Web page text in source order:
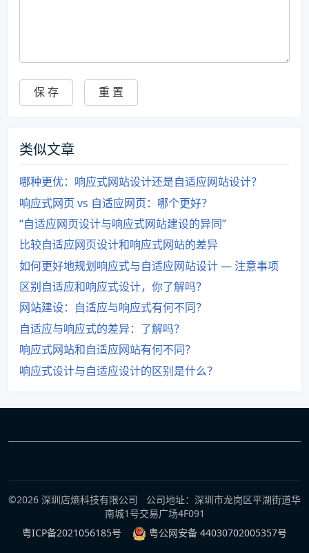
类似文章
哪种更优：响应式网站设计还是自适应网站设计？
响应式网页 vs 自适应网页：哪个更好？
“自适应网页设计与响应式网站建设的异同”
比较自适应网页设计和响应式网站的差异
如何更好地规划响应式与自适应网站设计 — 注意事项
区别自适应和响应式设计，你了解吗？
网站建设：自适应与响应式有何不同？
自适应与响应式的差异：了解吗？
响应式网站和自适应网站有何不同？
响应式设计与自适应设计的区别是什么？
©2026 深圳店熵科技有限公司 公司地址：深圳市龙岗区平湖街道华
南城1号交易广场4F091
粤ICP备2021056185号
粤公网安备 44030702005357号